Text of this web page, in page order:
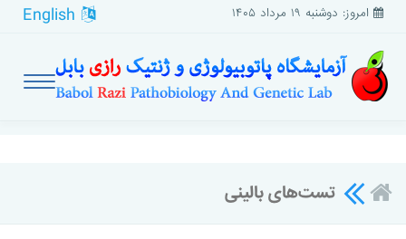
امروز: دوشنبه ۱۹ مرداد ۱۴۰۵
تست‌های بالینی